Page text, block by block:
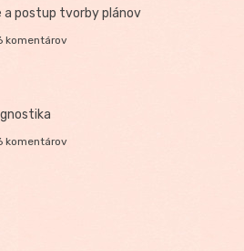
a postup tvorby plánov
komentárov
komentárov